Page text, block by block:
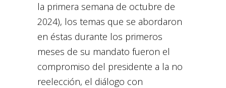
la primera semana de octubre de
2024), los temas que se abordaron
en éstas durante los primeros
meses de su mandato fueron el
compromiso del presidente a la no
reelección, el diálogo con